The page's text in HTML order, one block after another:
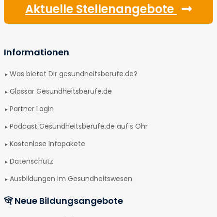
Aktuelle Stellenangebote
Informationen
Was bietet Dir gesundheitsberufe.de?
Glossar Gesundheitsberufe.de
Partner Login
Podcast Gesundheitsberufe.de auf's Ohr
Kostenlose Infopakete
Datenschutz
Ausbildungen im Gesundheitswesen
Neue Bildungsangebote